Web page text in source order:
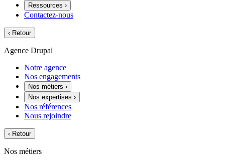
Ressources ›
Contactez-nous
‹ Retour
Agence Drupal
Notre agence
Nos engagements
Nos métiers ›
Nos expertises ›
Nos références
Nous rejoindre
‹ Retour
Nos métiers